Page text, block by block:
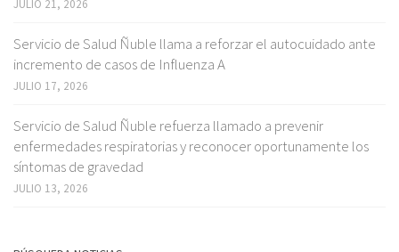
JULIO 21, 2026
Servicio de Salud Ñuble llama a reforzar el autocuidado ante
incremento de casos de Influenza A
JULIO 17, 2026
Servicio de Salud Ñuble refuerza llamado a prevenir
enfermedades respiratorias y reconocer oportunamente los
síntomas de gravedad
JULIO 13, 2026